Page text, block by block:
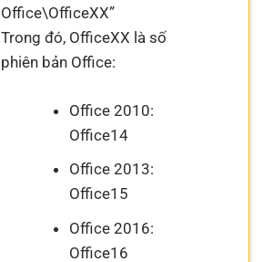
Office\OfficeXX”
Trong đó, OfficeXX là số
phiên bản Office:
Office 2010:
Office14
Office 2013:
Office15
Office 2016:
Office16